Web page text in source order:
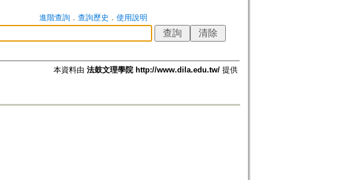
進階查詢． 查詢歷史 ． 使用說明
本資料由 法鼓文理學院 http://www.dila.edu.tw/提供